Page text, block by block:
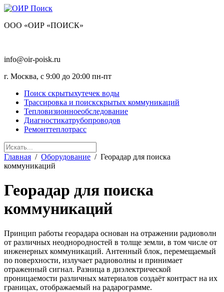
OOO «ОИР «ПОИСК»
info@oir-poisk.ru
г. Москва, с 9:00 до 20:00 пн-пт
Поиск скрытыхутечек воды
Трассировка и поискскрытых коммуникаций
Тепловизионноеобследование
Диагностикатрубопроводов
Ремонттеплотрасс
Главная / Оборудование / Георадар для поиска
коммуникаций
Георадар для поиска
коммуникаций
Принцип работы георадара основан на отражении радиоволн
от различных неоднородностей в толще земли, в том числе от
инженерных коммуникаций. Антенный блок, перемещаемый
по поверхности, излучает радиоволны и принимает
отраженный сигнал. Разница в диэлектрической
проницаемости различных материалов создаёт контраст на их
границах, отображаемый на радарограмме.